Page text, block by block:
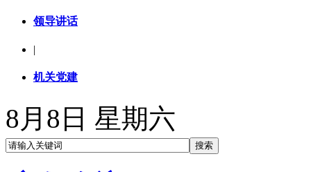
领导讲话
|
机关党建
8月8日 星期六